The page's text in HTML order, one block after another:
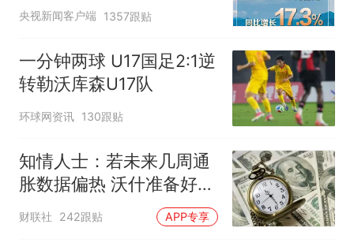
央视新闻客户端 1357跟贴
一分钟两球 U17国足2:1逆
转勒沃库森U17队
环球网资讯 130跟贴
知情人士：若未来几周通
胀数据偏热 沃什准备好加
息
财联社 242跟贴 APP专享